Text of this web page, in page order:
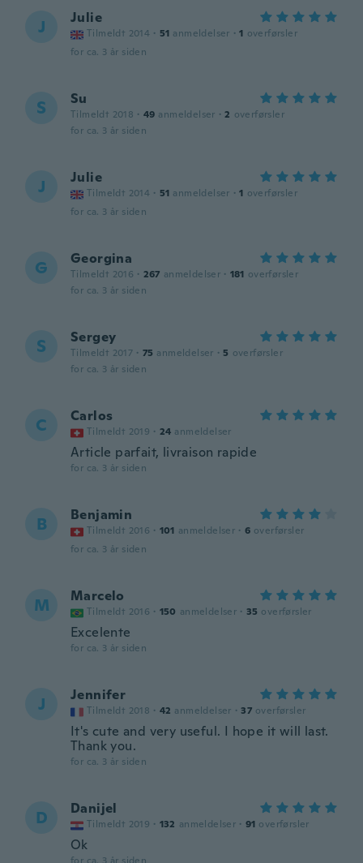
J Julie
Tilmeldt 2014 · 51 anmeldelser · 1 overførsler
for ca. 3 år siden
S Su
Tilmeldt 2018 · 49 anmeldelser · 2 overførsler
for ca. 3 år siden
J Julie
Tilmeldt 2014 · 51 anmeldelser · 1 overførsler
for ca. 3 år siden
G Georgina
Tilmeldt 2016 · 267 anmeldelser · 181 overførsler
for ca. 3 år siden
S Sergey
Tilmeldt 2017 · 75 anmeldelser · 5 overførsler
for ca. 3 år siden
C Carlos
Tilmeldt 2019 · 24 anmeldelser
Article parfait, livraison rapide
for ca. 3 år siden
B Benjamin
Tilmeldt 2016 · 101 anmeldelser · 6 overførsler
for ca. 3 år siden
M Marcelo
Tilmeldt 2016 · 150 anmeldelser · 35 overførsler
Excelente
for ca. 3 år siden
J Jennifer
Tilmeldt 2018 · 42 anmeldelser · 37 overførsler
It's cute and very useful. I hope it will last.
Thank you.
for ca. 3 år siden
D Danijel
Tilmeldt 2019 · 132 anmeldelser · 91 overførsler
Ok